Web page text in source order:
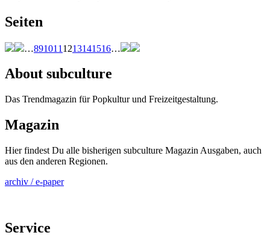
Seiten
…891011 1213141516…
About subculture
Das Trendmagazin für Popkultur und Freizeitgestaltung.
Magazin
Hier findest Du alle bisherigen subculture Magazin Ausgaben, auch
aus den anderen Regionen.
archiv / e-paper
Service